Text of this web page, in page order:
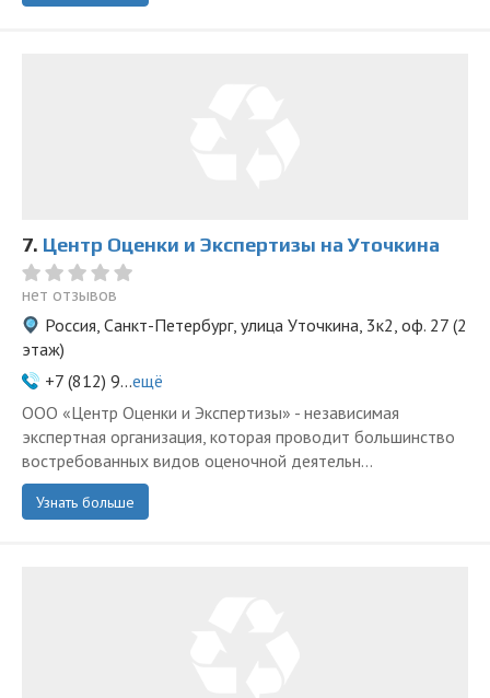
7. Центр Оценки и Экспертизы на Уточкина
нет отзывов
Россия, Санкт-Петербург, улица Уточкина, 3к2, оф. 27 (2
этаж)
+7 (812) 9...ещё
ООО «Центр Оценки и Экспертизы» - независимая
экспертная организация, которая проводит большинство
востребованных видов оценочной деятельн...
Узнать больше